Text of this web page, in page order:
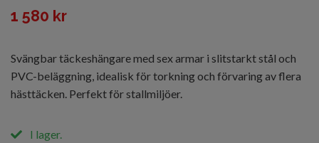
1 580 kr
Svängbar täckeshängare med sex armar i slitstarkt stål och
PVC-beläggning, idealisk för torkning och förvaring av flera
hästtäcken. Perfekt för stallmiljöer.
I lager.